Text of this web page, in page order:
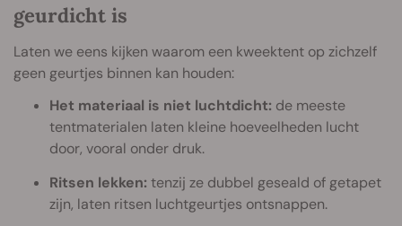
geurdicht is
Laten we eens kijken waarom een kweektent op zichzelf
geen geurtjes binnen kan houden:
Het materiaal is niet luchtdicht: de meeste
tentmaterialen laten kleine hoeveelheden lucht
door, vooral onder druk.
Ritsen lekken: tenzij ze dubbel geseald of getapet
zijn, laten ritsen luchtgeurtjes ontsnappen.